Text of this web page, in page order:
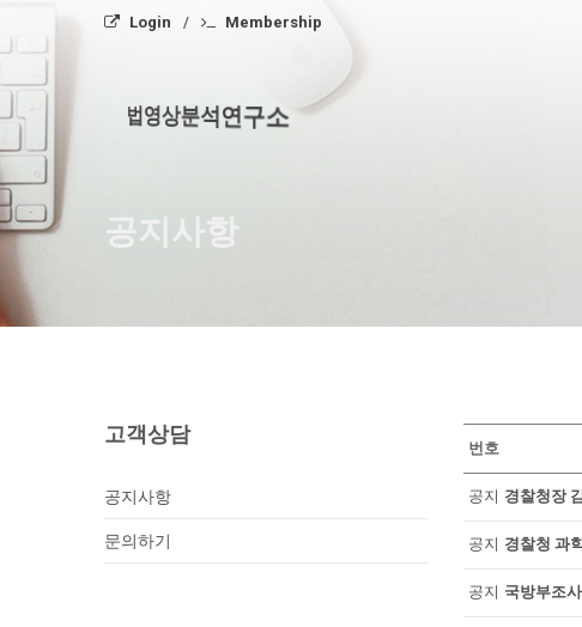
Login Membership
법영상분석연구소
공지사항
번호
공지 경찰청장
공지 경찰청 과
공지 국방부조
고객상담
공지사항
문의하기